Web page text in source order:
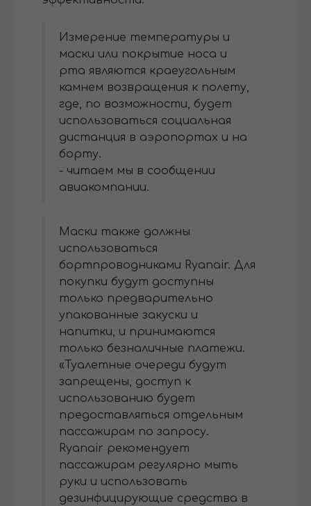
Измерение температуры и
маски или покрытие носа и
рта являются краеугольным
камнем возвращения к полету,
где, по возможности, будет
использоваться социальная
дистанция в аэропортах и ​​на
борту.
- читаем мы в сообщении
авиакомпании.
Маски также должны
использоваться
бортпроводниками Ryanair. Для
покупки будут доступны
только предварительно
упакованные закуски и
напитки, и принимаются
только безналичные платежи.
«Туалетные очереди будут
запрещены, доступ к
использованию будет
предоставляться отдельным
пассажирам по запросу.
Ryanair рекомендует
пассажирам регулярно мыть
руки и использовать
дезинфицирующие средства в